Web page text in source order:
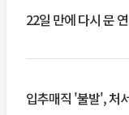
22일 만에 다시 문
입추매직 '불발', 처